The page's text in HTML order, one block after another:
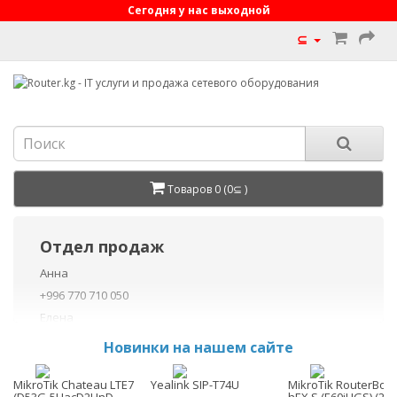
Сегодня у нас выходной
⊆
Товаров 0 (0⊆ )
Отдел продаж
Анна
+996 770 710 050
Елена
+996 770 710 040
+996 755 710 050
Данил
Новинки на нашем сайте
MikroTik Chateau LTE7 Yealink SIP-T74U MikroTik